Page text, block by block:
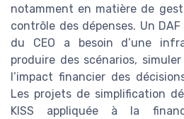
notamment en matière de
contrôle des dépenses. Un
du CEO a besoin d’une
produire des scénarios,
l’impact financier des
Les projets de simplification
KISS appliquée à la